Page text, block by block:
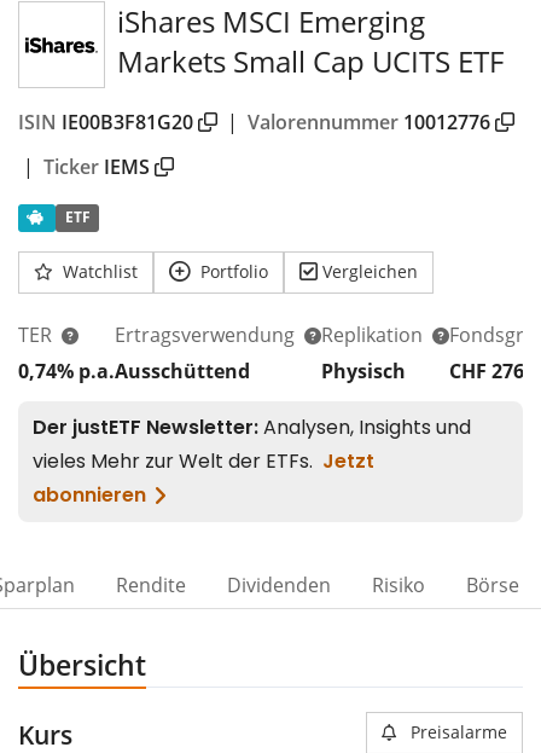
iShares MSCI Emerging
Markets Small Cap UCITS ETF
ISIN IE00B3F81G20 | Valorennummer 10012776
| Ticker IEMS
ETF
Watchlist Portfolio Vergleichen
TER
0,74% p.a.
Ertragsverwendung
Ausschüttend
Replikation
Physisch
CHF 276
Rendite Dividenden Risiko Börse
Übersicht
Kurs Preisalarme